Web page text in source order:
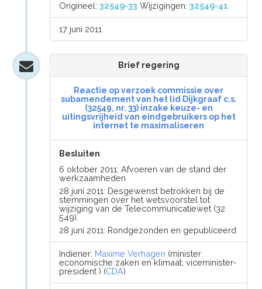
Origineel:32549-33 Wijzigingen:32549-41
17 juni 2011
Brief regering
Reactie op verzoek commissie over
subamendement van het lid Dijkgraaf c.s.
(32549, nr. 33) inzake keuze- en
uitingsvrijheid van eindgebruikers op het
internet te maximaliseren
Besluiten
6 oktober 2011: Afvoeren van de stand der
werkzaamheden
28 juni 2011: Desgewenst betrokken bij de
stemmingen over het wetsvoorstel tot
wijziging van de Telecommunicatiewet (32
549).
28 juni 2011: Rondgezonden en gepubliceerd
Indiener: Maxime Verhagen (minister
economische zaken en klimaat, viceminister-
president ) (CDA)